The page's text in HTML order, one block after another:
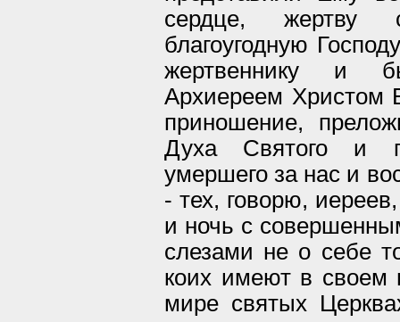
сердце, жертву
благоугодную
жертвеннику и
Архиереем Христом
приношение,
Духа Святого и
умершего за нас и
- тех, говорю,
и ночь с
слезами не о себе
коих имеют в своем
мире святых